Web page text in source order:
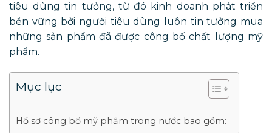
tiêu dùng tin tưởng, từ đó kinh doanh phát triển
bền vững bởi người tiêu dùng luôn tin tưởng mua
những sản phẩm đã được công bố chất lượng mỹ
phẩm.
Mục lục
Hồ sơ công bố mỹ phẩm trong nước bao gồm: